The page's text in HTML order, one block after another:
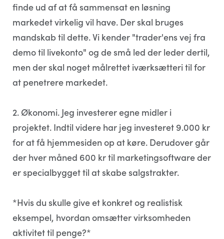
finde ud af at få sammensat en løsning
markedet virkelig vil have. Der skal bruges
mandskab til dette. Vi kender "trader'ens vej fra
demo til livekonto" og de små led der leder dertil,
men der skal noget målrettet iværksætteri til for
at penetrere markedet.
2. Økonomi. Jeg investerer egne midler i
projektet. Indtil videre har jeg investeret 9.000 kr
for at få hjemmesiden op at køre. Derudover går
der hver måned 600 kr til marketingsoftware der
er specialbygget til at skabe salgstrakter.
*Hvis du skulle give et konkret og realistisk
eksempel, hvordan omsætter virksomheden
aktivitet til penge?*